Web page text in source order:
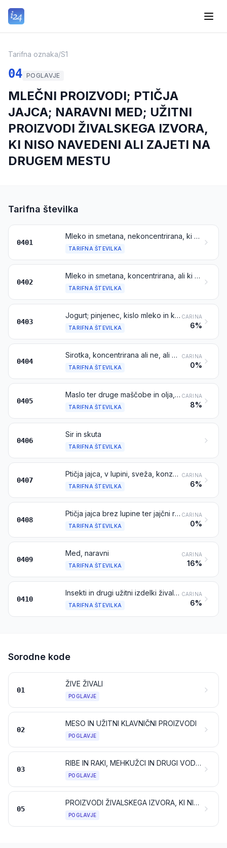
Tarifna oznaka/S1
04 POGLAVJE
MLEČNI PROIZVODI; PTIČJA
JAJCA; NARAVNI MED; UŽITNI
PROIZVODI ŽIVALSKEGA IZVORA,
KI NISO NAVEDENI ALI ZAJETI NA
DRUGEM MESTU
Tarifna številka
0401
Mleko in smetana, nekoncentrirana, ki ne vsebujeta dodanega sladkorja ali drugih sladil
TARIFNA ŠTEVILKA
0402
Mleko in smetana, koncentrirana, ali ki vsebujeta dodan sladkor ali druga sladila
TARIFNA ŠTEVILKA
0403
Jogurt; pinjenec, kislo mleko in kisla smetana, kefir in drugo fermentirano ali kislo mleko in smetana, koncentrirani ali ne, ali ki vsebujejo dodan sladkor ali druga sladila, ali aromatizirani, ali ki vsebujejo dodano sadje, oreške ali kakav ali ne
TARIFNA ŠTEVILKA
CARINA
6%
0404
Sirotka, koncentrirana ali ne, ali ki vsebuje dodan sladkor ali druga sladila ali ne; proizvodi, sestavljeni iz naravnih mlečnih sestavin, ki imajo dodan sladkor ali druga sladila ali ne, ki niso navedeni ali zajeti na drugem mestu
TARIFNA ŠTEVILKA
CARINA
0%
0405
Maslo ter druge maščobe in olja, dobljeni iz mleka; mlečni namazi
TARIFNA ŠTEVILKA
CARINA
8%
0406
Sir in skuta
TARIFNA ŠTEVILKA
0407
Ptičja jajca, v lupini, sveža, konzervirana ali kuhana
TARIFNA ŠTEVILKA
CARINA
6%
0408
Ptičja jajca brez lupine ter jajčni rumenjaki, sveža, sušena, kuhana v sopari ali v vreli vodi, oblikovana, zamrznjena ali kako drugače konzervirana, z dodatkom sladkorja ali drugih sladil ali brez njih
TARIFNA ŠTEVILKA
CARINA
0%
0409
Med, naravni
TARIFNA ŠTEVILKA
CARINA
16%
0410
Insekti in drugi užitni izdelki živalskega izvora, ki niso navedeni ali zajeti na drugem mestu
TARIFNA ŠTEVILKA
CARINA
6%
Sorodne kode
01
ŽIVE ŽIVALI
POGLAVJE
02
MESO IN UŽITNI KLAVNIČNI PROIZVODI
POGLAVJE
03
RIBE IN RAKI, MEHKUŽCI IN DRUGI VODNI NEVRETENČARJI
POGLAVJE
05
PROIZVODI ŽIVALSKEGA IZVORA, KI NISO NAVEDENI ALI ZAJETI NA DRUGEM MESTU
POGLAVJE